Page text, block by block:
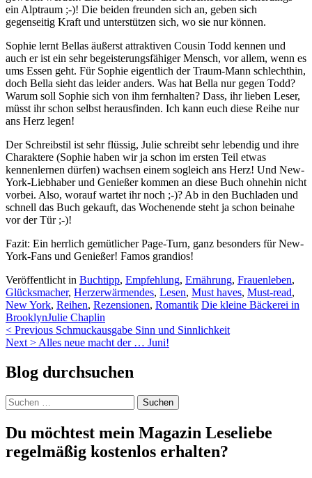
ein Alptraum ;-)! Die beiden freunden sich an, geben sich
gegenseitig Kraft und unterstützen sich, wo sie nur können.
Sophie lernt Bellas äußerst attraktiven Cousin Todd kennen und
auch er ist ein sehr begeisterungsfähiger Mensch, vor allem, wenn es
ums Essen geht. Für Sophie eigentlich der Traum-Mann schlechthin,
doch Bella sieht das leider anders. Was hat Bella nur gegen Todd?
Warum soll Sophie sich von ihm fernhalten? Dass, ihr lieben Leser,
müsst ihr schon selbst herausfinden. Ich kann euch diese Reihe nur
ans Herz legen!
Der Schreibstil ist sehr flüssig, Julie schreibt sehr lebendig und ihre
Charaktere (Sophie haben wir ja schon im ersten Teil etwas
kennenlernen dürfen) wachsen einem sogleich ans Herz! Und New-
York-Liebhaber und Genießer kommen an diese Buch ohnehin nicht
vorbei. Also, worauf wartet ihr noch ;-)? Ab in den Buchladen und
schnell das Buch gekauft, das Wochenende steht ja schon beinahe
vor der Tür ;-)!
Fazit: Ein herrlich gemütlicher Page-Turn, ganz besonders für New-
York-Fans und Genießer! Famos grandios!
Veröffentlicht in Buchtipp, Empfehlung, Ernährung, Frauenleben,
Glücksmacher, Herzerwärmendes, Lesen, Must haves, Must-read,
New York, Reihen, Rezensionen, Romantik Die kleine Bäckerei in
BrooklynJulie Chaplin
Beitragsnavigation
< Previous Schmuckausgabe Sinn und Sinnlichkeit
Next > Alles neue macht der … Juni!
Blog durchsuchen
Suchen
nach:
Du möchtest mein Magazin Leseliebe
regelmäßig kostenlos erhalten?